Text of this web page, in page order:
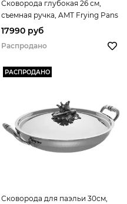
Сковорода глубокая 26 см,
съемная ручка, AMT Frying Pans
Titan арт. AMT I-726
17990 руб
Распродано
РАСПРОДАНО
Сковорода для паэльи 30см,